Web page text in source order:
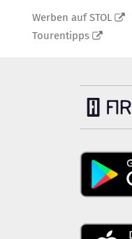
Werben auf STOL
Tourentipps